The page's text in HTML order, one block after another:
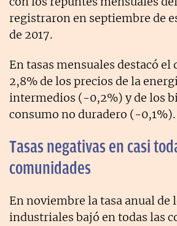
registraron en septiembre de
de 2017.
En tasas mensuales destacó el
2,8% de los precios de la
intermedios (-0,2%) y de los
consumo no duradero (-0,1%).
Tasas negativas en casi
comunidades
En noviembre la tasa anual de
industriales bajó en todas las